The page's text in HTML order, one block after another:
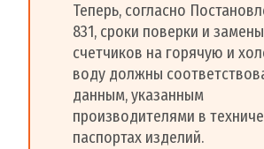
Теперь, согласно
831, сроки поверки и замены
счетчиков на горячую и
воду должны
данным, указанным
производителями в
паспортах изделий.